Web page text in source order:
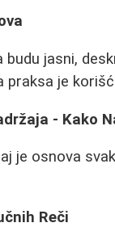
budu jasni,
praksa je
- Kako
je osnova
Reči